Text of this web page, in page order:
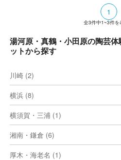
1
全3件中1~3件を
湯河原・真鶴・小田原の陶芸
ットから探す
川崎 (2)
横浜 (8)
横須賀・三浦 (1)
湘南・鎌倉 (6)
厚木・海老名 (1)